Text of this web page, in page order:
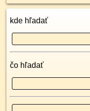
kde hľadať
čo hľadať